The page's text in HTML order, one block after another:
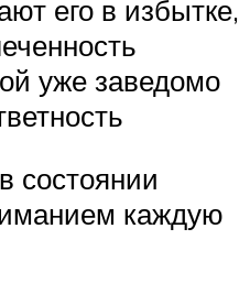
его в избытке,
уже заведомо
состоянии
каждую